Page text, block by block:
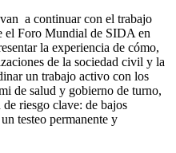
a continuar con el trabajo
el Foro Mundial de SIDA en
la experiencia de cómo,
de la sociedad civil y la
un trabajo activo con los
de salud y gobierno de turno,
riesgo clave: de bajos
testeo permanente y